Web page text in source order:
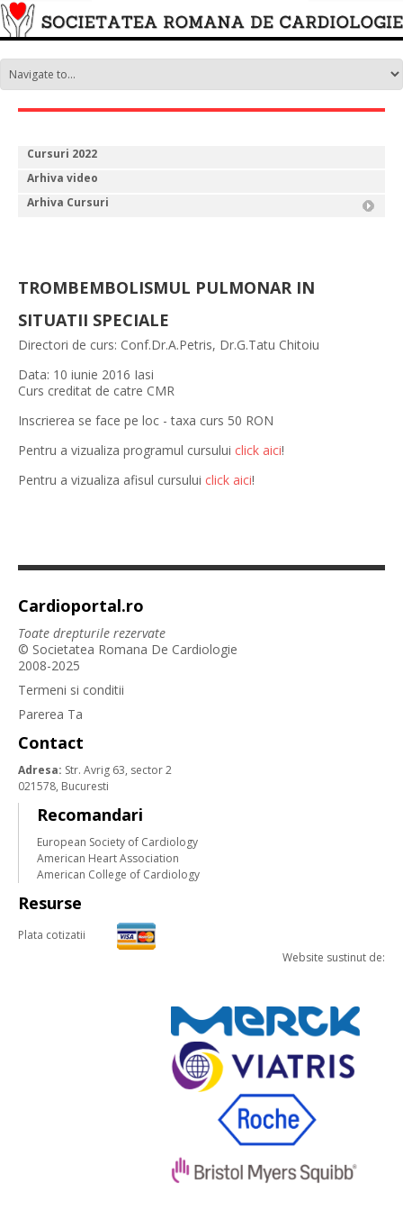
Cursuri 2022
Arhiva video
Arhiva Cursuri
TROMBEMBOLISMUL PULMONAR IN
SITUATII SPECIALE
Directori de curs: Conf.Dr.A.Petris, Dr.G.Tatu Chitoiu
Data: 10 iunie 2016 Iasi
Curs creditat de catre CMR
Inscrierea se face pe loc - taxa curs 50 RON
Pentru a vizualiza programul cursului click aici!
Pentru a vizualiza afisul cursului click aici!
Cardioportal.ro
Toate drepturile rezervate
© Societatea Romana De Cardiologie
2008-2025
Termeni si conditii
Parerea Ta
Contact
Adresa: Str. Avrig 63, sector 2
021578, Bucuresti
Recomandari
European Society of Cardiology
American Heart Association
American College of Cardiology
Resurse
Plata cotizatii
Website sustinut de: